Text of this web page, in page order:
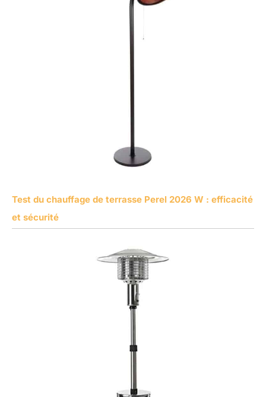
Test du chauffage de terrasse Perel 2026 W : efficacité
et sécurité